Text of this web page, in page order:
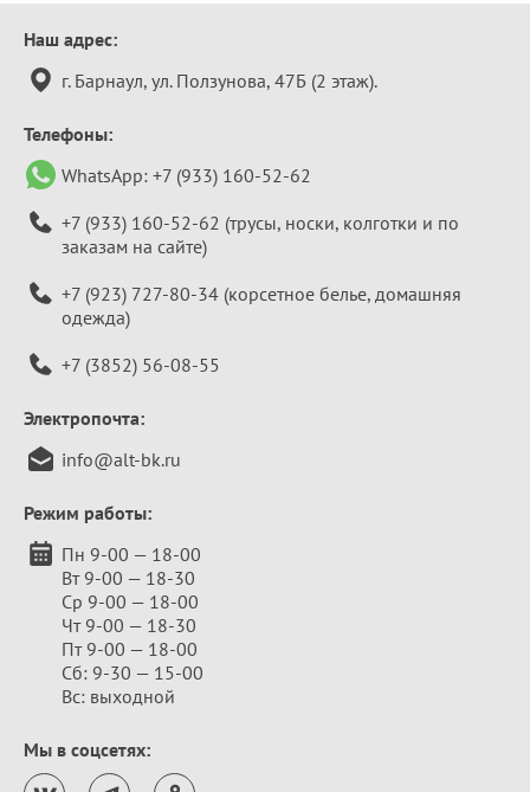
Контактная
информация
Наш адрес:
г. Барнаул, ул. Ползунова, 47Б (2 этаж).
Телефоны:
WhatsApp: +7 (933) 160-52-62
+7 (933) 160-52-62 (трусы, носки, колготки и по
заказам на сайте)
+7 (923) 727-80-34 (корсетное белье, домашняя
одежда)
+7 (3852) 56-08-55
Электропочта:
info@alt-bk.ru
Режим работы:
Пн 9-00 — 18-00
Вт 9-00 — 18-30
Ср 9-00 — 18-00
Чт 9-00 — 18-30
Пт 9-00 — 18-00
Сб: 9-30 — 15-00
Вс: выходной
Мы в соцсетях: